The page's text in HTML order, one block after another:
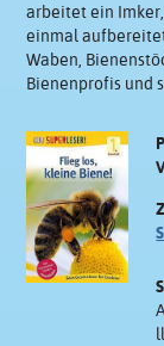
arbeitet ein
einmal
Waben,
Bienenprofis und